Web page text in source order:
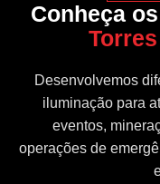
Conheça
Desenvolvemos
iluminação para
eventos,
operações de